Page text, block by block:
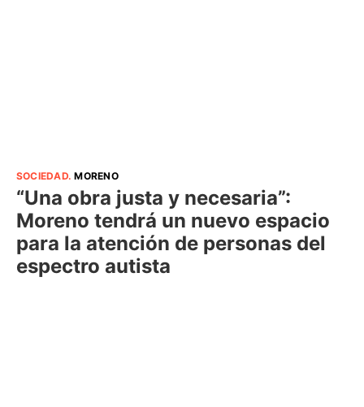
SOCIEDAD.MORENO
“Una obra justa y necesaria”:
Moreno tendrá un nuevo espacio
para la atención de personas del
espectro autista